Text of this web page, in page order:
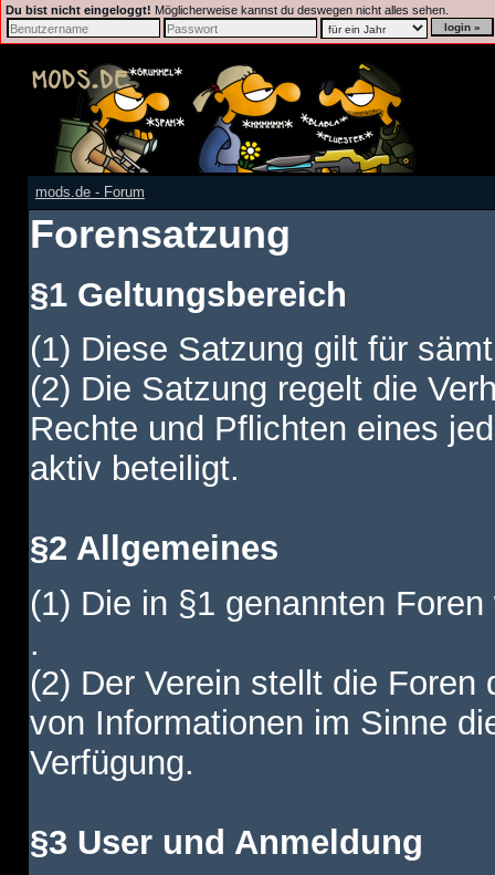
Du bist nicht eingeloggt! Möglicherweise kannst du deswegen nicht alles sehen.
mods.de - Forum
Forensatzung
§1 Geltungsbereich
(1) Diese Satzung gilt für
(2) Die Satzung regelt die
Rechte und Pflichten eines
aktiv beteiligt.
§2 Allgemeines
(1) Die in §1 genannten
.
(2) Der Verein stellt die
von Informationen im Sinne
Verfügung.
§3 User und Anmeldung